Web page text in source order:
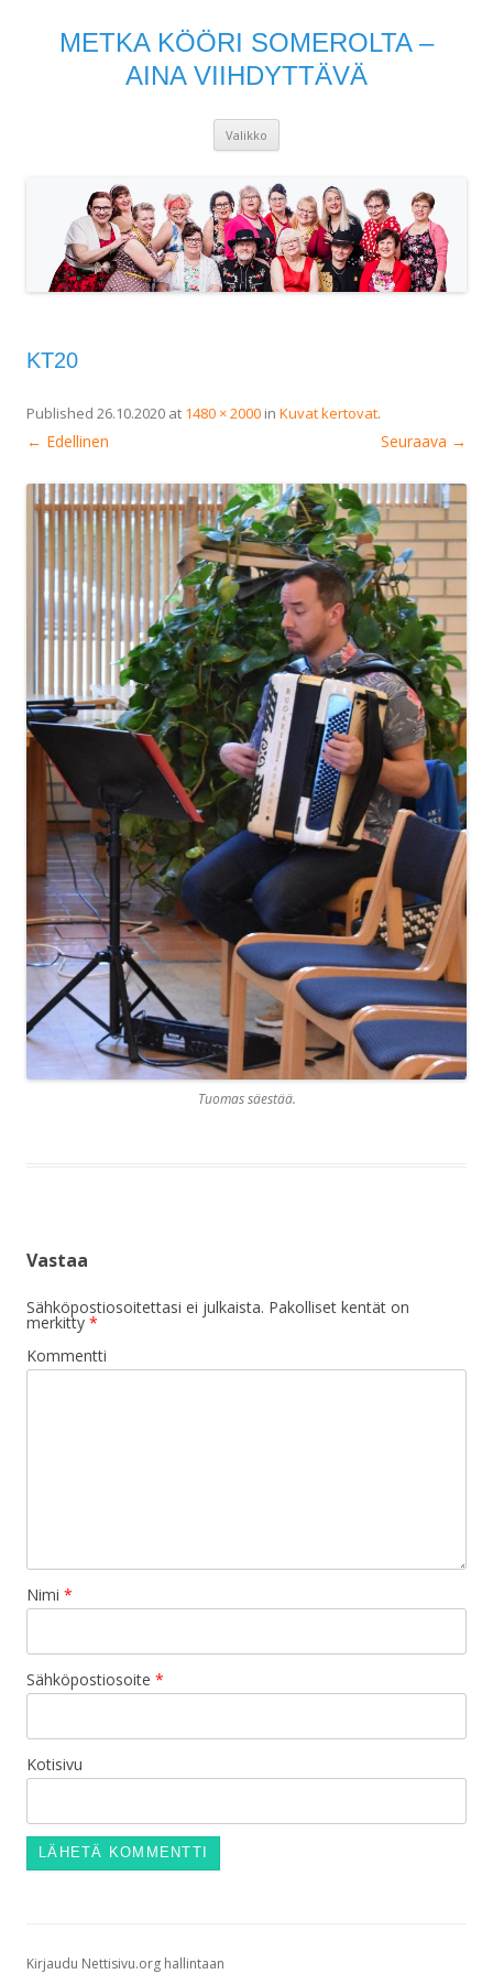
METKA KÖÖRI SOMEROLTA –
AINA VIIHDYTTÄVÄ
Valikko
KT20
Published 26.10.2020 at 1480 × 2000 in Kuvat kertovat.
← Edellinen Seuraava →
Tuomas säestää.
Vastaa
Sähköpostiosoitettasi ei julkaista. Pakolliset kentät on
merkitty *
Kommentti
Nimi *
Sähköpostiosoite *
Kotisivu
Kirjaudu Nettisivu.org hallintaan